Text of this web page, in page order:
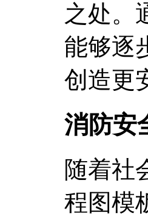
之处。
能够逐
创造更
消防安
随着社
程图模